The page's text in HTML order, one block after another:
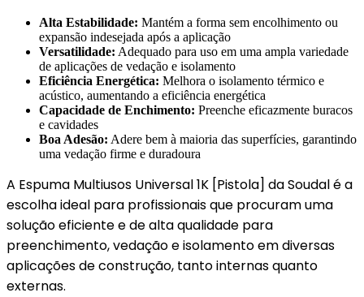
Alta Estabilidade: Mantém a forma sem encolhimento ou
expansão indesejada após a aplicação
Versatilidade: Adequado para uso em uma ampla variedade
de aplicações de vedação e isolamento
Eficiência Energética: Melhora o isolamento térmico e
acústico, aumentando a eficiência energética
Capacidade de Enchimento: Preenche eficazmente buracos
e cavidades
Boa Adesão: Adere bem à maioria das superfícies, garantindo
uma vedação firme e duradoura
A Espuma Multiusos Universal 1K [Pistola] da Soudal é a
escolha ideal para profissionais que procuram uma
solução eficiente e de alta qualidade para
preenchimento, vedação e isolamento em diversas
aplicações de construção, tanto internas quanto
externas.